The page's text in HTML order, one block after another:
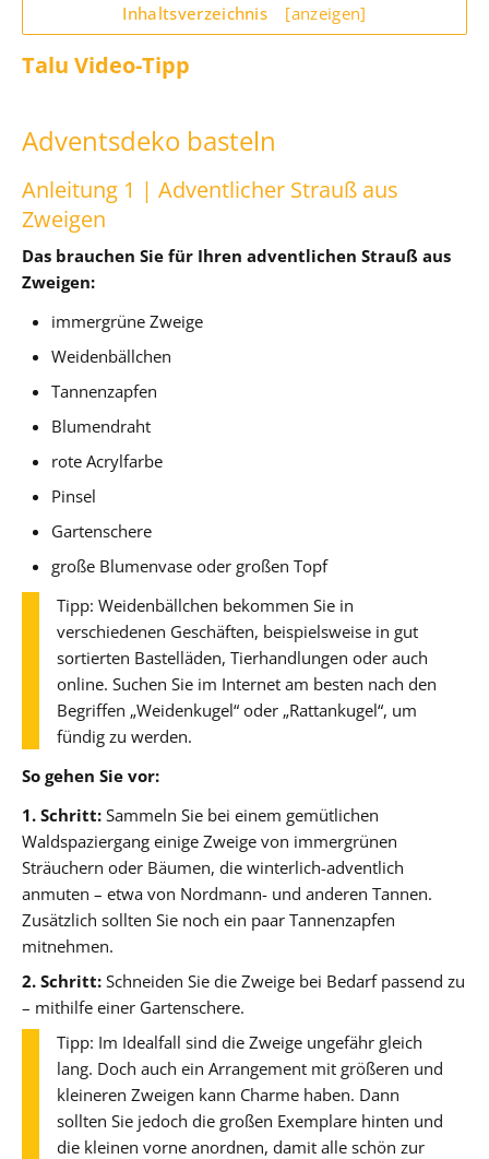
Inhaltsverzeichnis [anzeigen]
Talu Video-Tipp
Adventsdeko basteln
Anleitung 1 | Adventlicher Strauß aus
Zweigen
Das brauchen Sie für Ihren adventlichen Strauß aus
Zweigen:
immergrüne Zweige
Weidenbällchen
Tannenzapfen
Blumendraht
rote Acrylfarbe
Pinsel
Gartenschere
große Blumenvase oder großen Topf
Tipp: Weidenbällchen bekommen Sie in
verschiedenen Geschäften, beispielsweise in gut
sortierten Bastelläden, Tierhandlungen oder auch
online. Suchen Sie im Internet am besten nach den
Begriffen „Weidenkugel“ oder „Rattankugel“, um
fündig zu werden.
So gehen Sie vor:
1. Schritt: Sammeln Sie bei einem gemütlichen
Waldspaziergang einige Zweige von immergrünen
Sträuchern oder Bäumen, die winterlich-adventlich
anmuten – etwa von Nordmann- und anderen Tannen.
Zusätzlich sollten Sie noch ein paar Tannenzapfen
mitnehmen.
2. Schritt: Schneiden Sie die Zweige bei Bedarf passend zu
– mithilfe einer Gartenschere.
Tipp: Im Idealfall sind die Zweige ungefähr gleich
lang. Doch auch ein Arrangement mit größeren und
kleineren Zweigen kann Charme haben. Dann
sollten Sie jedoch die großen Exemplare hinten und
die kleinen vorne anordnen, damit alle schön zur